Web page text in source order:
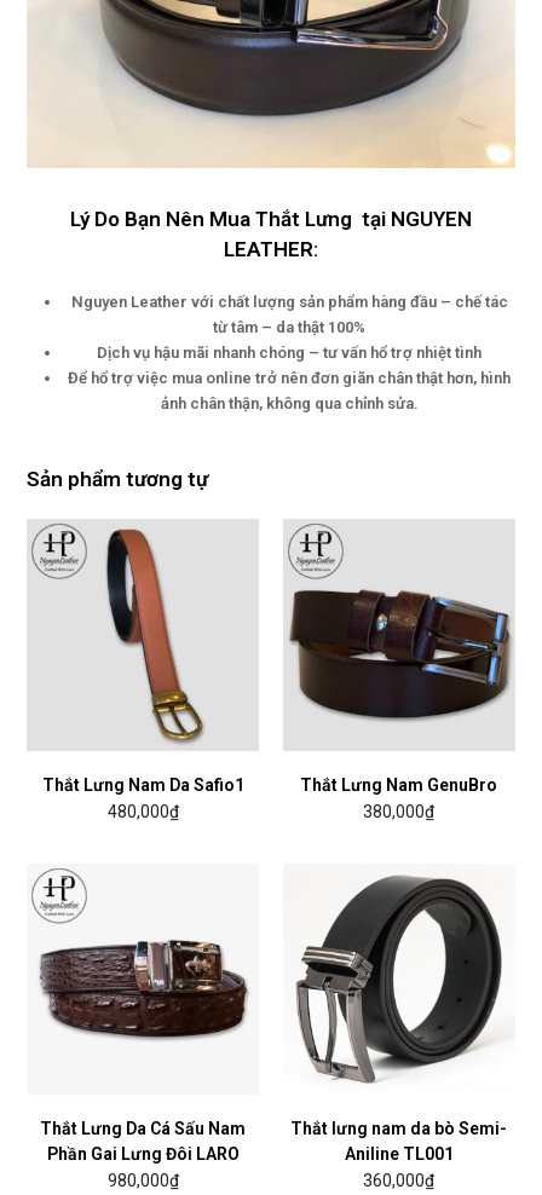
Lý Do Bạn Nên Mua Thắt Lưng tại NGUYEN
LEATHER:
Nguyen Leather với chất lượng sản phẩm hàng đầu – chế tác
từ tâm – da thật 100%
Dịch vụ hậu mãi nhanh chóng – tư vấn hổ trợ nhiệt tình
Để hổ trợ việc mua online trở nên đơn giãn chân thật hơn, hình
ảnh chân thận, không qua chỉnh sửa.
Sản phẩm tương tự
Thắt Lưng Nam Da Safio1
480,000₫
Thắt Lưng Nam GenuBro
380,000₫
Thắt Lưng Da Cá Sấu Nam
Phần Gai Lưng Đôi LARO
980,000₫
Thắt lưng nam da bò Semi-
Aniline TL001
360,000₫